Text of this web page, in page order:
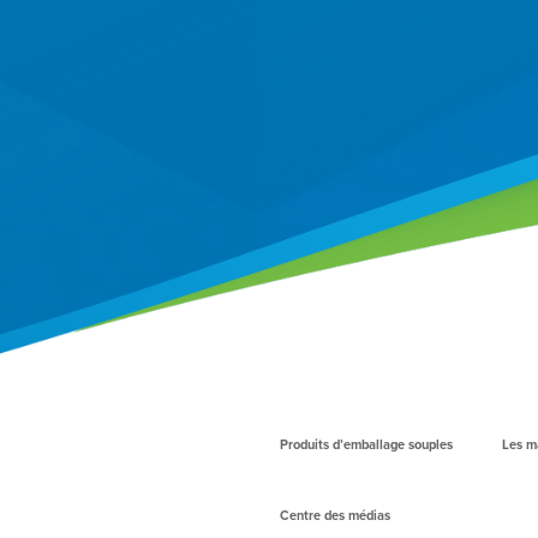
Produits d’emballage souples Les
Centre des médias